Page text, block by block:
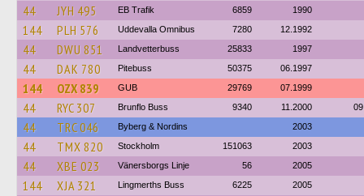
44 JYH 495 EB Trafik 6859 1990
144 PLH 576 Uddevalla Omnibus 7280 12.1992
44 DWU 851 Landvetterbuss 25833 1997
44 DAK 780 Pitebuss 50375 06.1997
144 OZX 839 GUB 29769 07.1999
44 RYC 307 Brunflo Buss 9340 11.2000
44 TRC 046 Byberg & Nordins 2003
44 TMX 820 Stockholm 151063 2003
44 XBE 023 Vänersborgs Linje 56 2005
144 XJA 321 Lingmerths Buss 6225 2005